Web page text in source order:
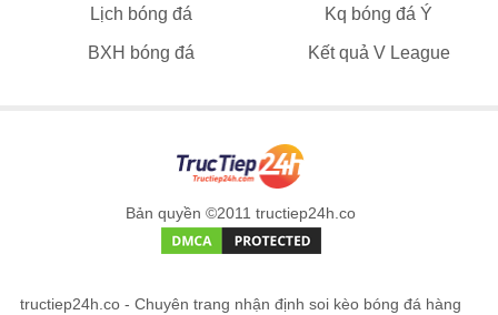
Lịch bóng đá Kq bóng đá Ý
BXH bóng đá Kết quả V League
Bản quyền ©2011 tructiep24h.co
tructiep24h.co - Chuyên trang nhận định soi kèo bóng đá hàng